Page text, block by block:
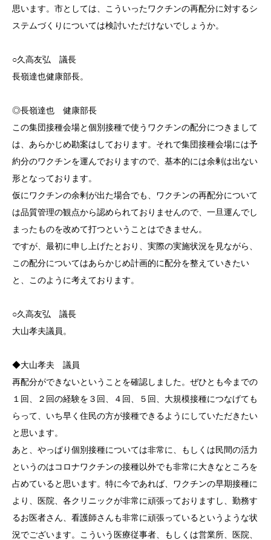
思います。市としては、こういったワクチンの再配分に対するシ
ステムづくりについては検討いただけないでしょうか。
○久高友弘 議長
長嶺達也健康部長。
◎長嶺達也 健康部長
この集団接種会場と個別接種で使うワクチンの配分につきまして
は、あらかじめ勘案はしております。それで集団接種会場には予
約分のワクチンを運んでおりますので、基本的には余剰は出ない
形となっております。
仮にワクチンの余剰が出た場合でも、ワクチンの再配分について
は品質管理の観点から認められておりませんので、一旦運んでし
まったものを改めて打つということはできません。
ですが、最初に申し上げたとおり、実際の実施状況を見ながら、
この配分についてはあらかじめ計画的に配分を整えていきたい
と、このように考えております。
○久高友弘 議長
大山孝夫議員。
◆大山孝夫 議員
再配分ができないということを確認しました。ぜひとも今までの
１回、２回の経験を３回、４回、５回、大規模接種につなげても
らって、いち早く住民の方が接種できるようにしていただきたい
と思います。
あと、やっぱり個別接種については非常に、もしくは民間の活力
というのはコロナワクチンの接種以外でも非常に大きなところを
占めていると思います。特に今であれば、ワクチンの早期接種に
より、医院、各クリニックが非常に頑張っておりますし、勤務す
るお医者さん、看護師さんも非常に頑張っているというような状
況でございます。こういう医療従事者、もしくは営業所、医院、